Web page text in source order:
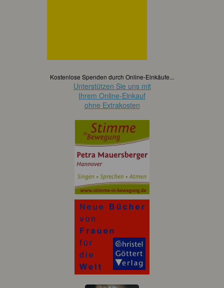
Kostenlose Spenden durch Online-Einkäufe...
Unterstützen Sie uns mit
Ihrem Online-Einkauf
ohne Extrakosten